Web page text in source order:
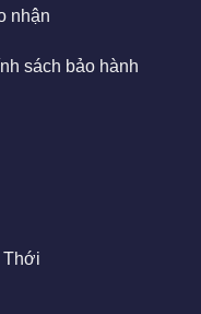
nhận
sách bảo hành
Thới